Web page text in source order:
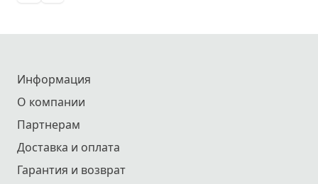
Информация
О компании
Партнерам
Доставка и оплата
Гарантия и возврат